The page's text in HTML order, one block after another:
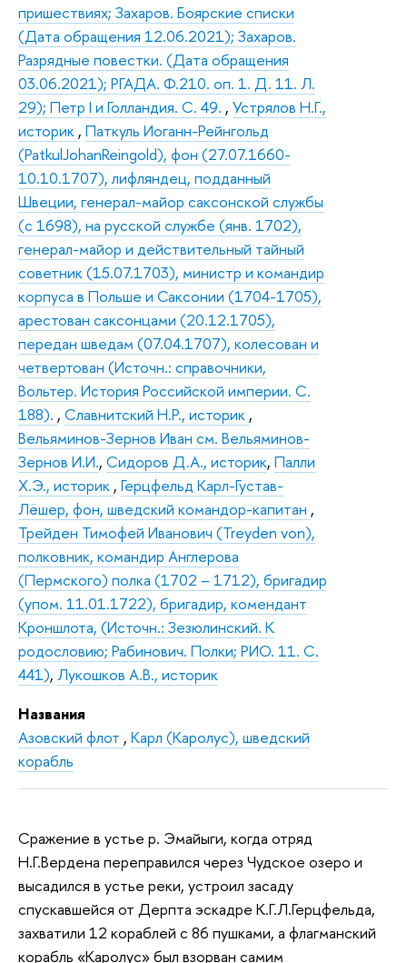
пришествиях; Захаров. Боярские списки
(Дата обращения 12.06.2021); Захаров.
Разрядные повестки. (Дата обращения
03.06.2021); РГАДА. Ф.210. оп. 1. Д. 11. Л.
29); Петр I и Голландия. С. 49. , Устрялов Н.Г.,
историк , Паткуль Иоганн-Рейнгольд
(PatkulJohanReingold), фон (27.07.1660-
10.10.1707), лифляндец, подданный
Швеции, генерал-майор саксонской службы
(с 1698), на русской службе (янв. 1702),
генерал-майор и действительный тайный
советник (15.07.1703), министр и командир
корпуса в Польше и Саксонии (1704-1705),
арестован саксонцами (20.12.1705),
передан шведам (07.04.1707), колесован и
четвертован (Источн.: справочники,
Вольтер. История Российской империи. С.
188). , Славнитский Н.Р., историк ,
Вельяминов-Зернов Иван см. Вельяминов-
Зернов И.И., Сидоров Д.А., историк, Палли
Х.Э., историк , Герцфельд Карл-Густав-
Лёшер, фон, шведский командор-капитан ,
Трейден Тимофей Иванович (Treyden von),
полковник, командир Англерова
(Пермского) полка (1702 – 1712), бригадир
(упом. 11.01.1722), бригадир, комендант
Кроншлота, (Источн.: Зезюлинский. К
родословию; Рабинович. Полки; РИО. 11. С.
441), Лукошков А.В., историк
Названия
Азовский флот , Карл (Каролус), шведский
корабль
Сражение в устье р. Эмайыги, когда отряд
Н.Г.Вердена переправился через Чудское озеро и
высадился в устье реки, устроил засаду
спускавшейся от Дерпта эскадре К.Г.Л.Герцфельда,
захватили 12 кораблей с 86 пушками, а флагманский
корабль «Каролус» был взорван самим